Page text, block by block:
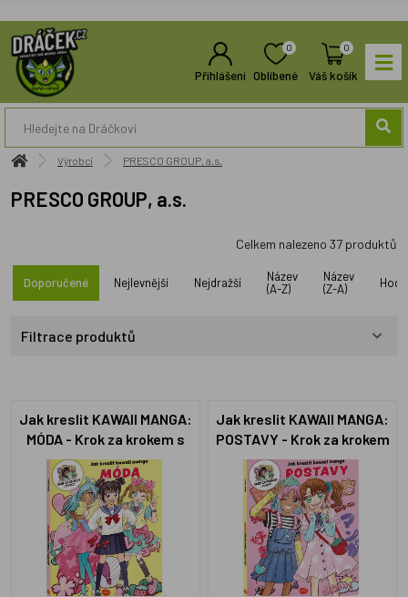
Přihlášení
0
Oblíbené
0
Váš košík
Výrobci PRESCO GROUP, a.s.
PRESCO GROUP, a.s.
Celkem nalezeno 37 produktů
Doporučené Nejlevnější Nejdražší
Název
(A-Z)
Název
(Z-A)
Filtrace produktů
Jak kreslit KAWAII MANGA:
MÓDA - Krok za krokem s
MISAKO
Jak kreslit KAWAII MANGA:
POSTAVY - Krok za krokem
s MISAKO